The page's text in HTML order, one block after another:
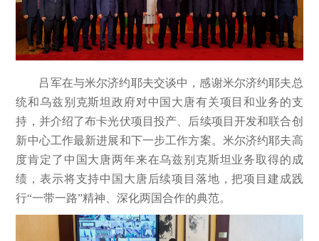
吕军在与米尔济约耶夫交谈中，感谢米尔济约耶夫总
统和乌兹别克斯坦政府对中国大唐有关项目和业务的支
持，并介绍了布卡光伏项目投产、后续项目开发和联合创
新中心工作最新进展和下一步工作方案。米尔济约耶夫高
度肯定了中国大唐两年来在乌兹别克斯坦业务取得的成
绩，表示将支持中国大唐后续项目落地，把项目建成践
行“一带一路”精神、深化两国合作的典范。